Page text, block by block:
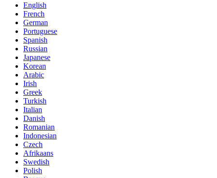
English
French
German
Portuguese
Spanish
Russian
Japanese
Korean
Arabic
Irish
Greek
Turkish
Italian
Danish
Romanian
Indonesian
Czech
Afrikaans
Swedish
Polish